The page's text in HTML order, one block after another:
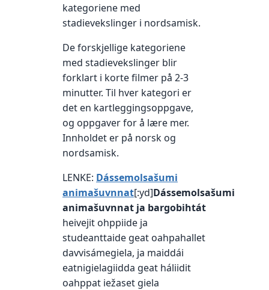
kategoriene med
stadievekslinger i nordsamisk.
De forskjellige kategoriene
med stadievekslinger blir
forklart i korte filmer på 2-3
minutter. Til hver kategori er
det en kartleggingsoppgave,
og oppgaver for å lære mer.
Innholdet er på norsk og
nordsamisk.
LENKE: Dássemolsašumi
animašuvnnat[:yd]Dássemolsašumi
animašuvnnat ja bargobihtát
heivejit ohppiide ja
studeanttaide geat oahpahallet
davvisámegiela, ja maiddái
eatnigielagiidda geat háliidit
oahppat iežaset giela